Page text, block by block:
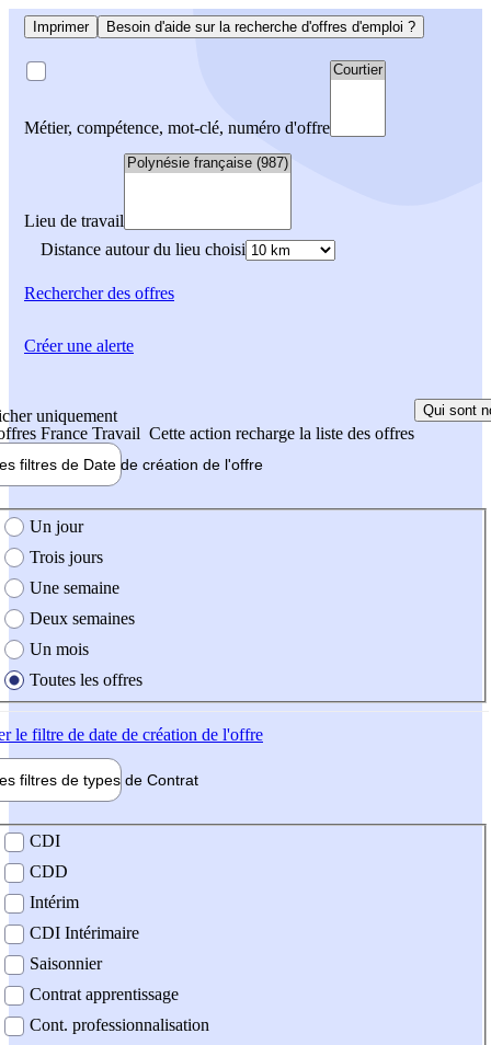
Imprimer Besoin d'aide sur la recherche d'offres d'emploi ?
Métier, compétence, mot-clé, numéro d'offre
Lieu de travail
Distance autour du lieu choisi
Rechercherdes offres
uniquement
France Travail Cette action recharge la liste des offres
Qui sont
filtres de Date de création de l'offre
création de l'offre
Un jour
Trois jours
Une semaine
Deux semaines
Un mois
Toutes les offres
le filtre de date de création de l'offre
filtres de types de Contrat
contrat
CDI
CDD
Intérim
CDI Intérimaire
Saisonnier
Contrat apprentissage
Cont. professionnalisation
Créer une alerte